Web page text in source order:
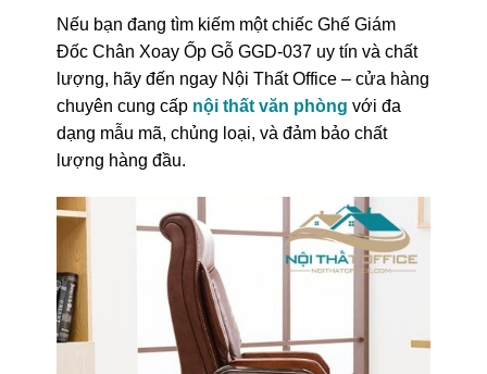
Nếu bạn đang tìm kiếm một chiếc Ghế Giám
Đốc Chân Xoay Ốp Gỗ GGD-037 uy tín và chất
lượng, hãy đến ngay Nội Thất Office – cửa hàng
chuyên cung cấp nội thất văn phòng với đa
dạng mẫu mã, chủng loại, và đảm bảo chất
lượng hàng đầu.